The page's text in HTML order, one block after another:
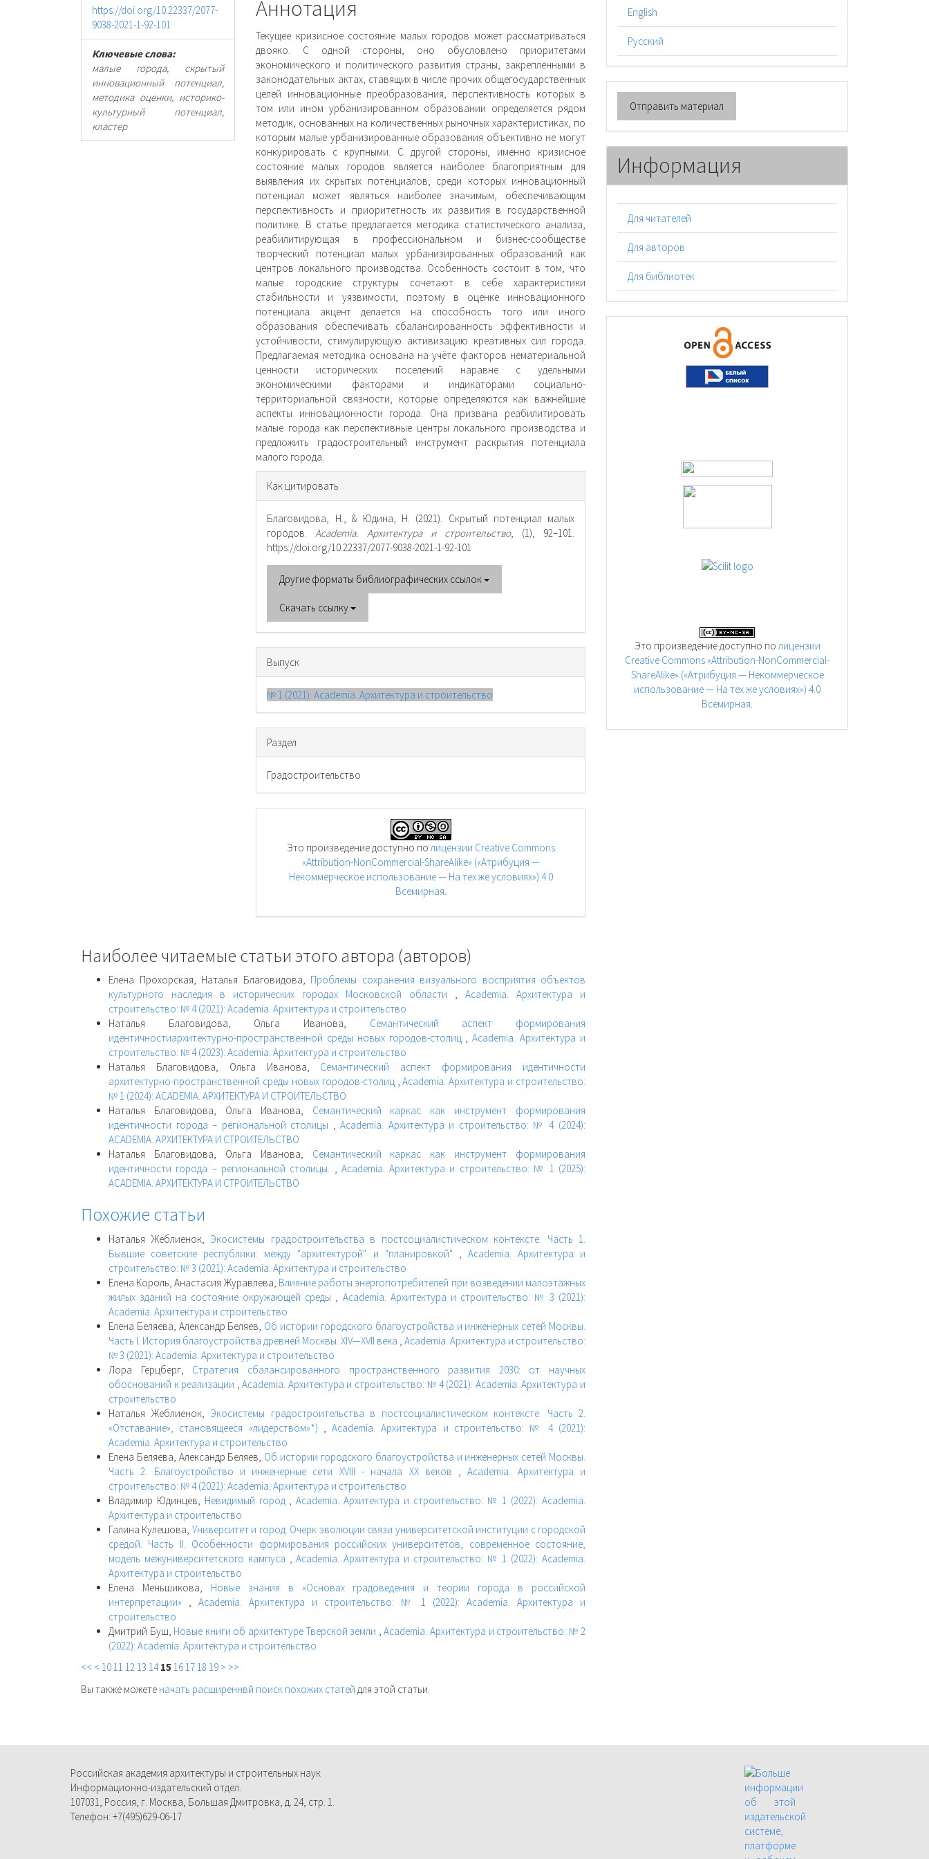
https://doi.org/10.22337/2077-
9038-2021-1-92-101
Ключевые слова:
малые города, скрытый
инновационный потенциал,
методика оценки, историко-
культурный потенциал,
кластер
Аннотация
Текущее кризисное состояние малых городов может рассматриваться
двояко. С одной стороны, оно обусловлено приоритетами
экономического и политического развития страны, закреплёнными в
законодательных актах, ставящих в числе прочих общегосударственных
целей инновационные преобразования, перспективность которых в
том или ином ур­банизированном образовании определяется рядом
методик, основанных на количественных рыночных характеристиках, по
которым малые урбанизированные образования объек­тивно не могут
конкурировать с крупными. С другой стороны, именно кризисное
состояние малых городов является наибо­лее благоприятным для
выявления их скрытых потенциалов, среди которых инновационный
потенциал может являться наиболее значимым, обеспечивающим
перспективность и приоритетность их развития в государственной
политике. В статье предлагается методика статистического анализа,
реабилитирующая в профессиональном и бизнес-сообществе
творческий потенциал малых урбанизированных образований как
центров локального производства. Особенность состоит в том, что
малые городские структуры сочетают в себе харак­теристики
стабильности и уязвимости, поэтому в оценке инно­вационного
потенциала акцент делается на способность того или иного
образования обеспечивать сбалансированность эффективности и
устойчивости, стимулирующую активизацию креативных сил города.
Предлагаемая методика основана на учёте факторов нематериальной
ценности исторических поселений наравне с удельными
экономическими факторами и индикаторами социально-
территориальной связности, кото­рые определяются как важнейшие
аспекты инновационности города. Она призвана реабилитировать
малые города как перспективные центры локального производства и
предло­жить градостроительный инструмент раскрытия потенциала
малого города.
Информация
о статье
Как цитировать
Благовидова, Н., & Юдина, Н. (2021). Скрытый потенциал малых
городов.Academia. Архитектура и строительство, (1), 92–101.
https://doi.org/10.22337/2077-9038-2021-1-92-101
Другие форматы библиографических ссылок
Скачать ссылку
Выпуск
№ 1 (2021): Academia. Архитектура и строительство
Раздел
Градостроительство
Это произведение доступно полицензии Creative Commons
«Attribution-NonCommercial-ShareAlike» («Атрибуция —
Некоммерческое использование — На тех же условиях») 4.0
Всемирная.
Наиболее читаемые статьи этого автора (авторов)
Елена Прохорская, Наталья Благовидова, Проблемы сохранения визуального восприятия объектов
культурного наследия в исторических городах Московской области , Academia. Архитектура и
строительство: № 4 (2021): Academia. Архитектура и строительство
Наталья Благовидова, Ольга Иванова, Семантический аспект формирования
идентичностиархитектурно-пространственной среды новых городов-столиц ,Academia. Архитектура и
строительство: № 4 (2023): Academia. Архитектура и строительство
Наталья Благовидова, Ольга Иванова, Семантический аспект формирования идентичности
архитектурно-пространственной среды новых городов-столиц ,Academia. Архитектура и строительство:
№ 1 (2024): ACADEMIA. АРХИТЕКТУРА И СТРОИТЕЛЬСТВО
Наталья Благовидова, Ольга Иванова, Семантический каркас как инструмент формирования
идентичности города – региональной столицы ,Academia. Архитектура и строительство: № 4 (2024):
ACADEMIA. АРХИТЕКТУРА И СТРОИТЕЛЬСТВО
Наталья Благовидова, Ольга Иванова, Семантический каркас как инструмент формирования
идентичности города – региональной столицы. , Academia. Архитектура и строительство: № 1 (2025):
ACADEMIA. АРХИТЕКТУРА И СТРОИТЕЛЬСТВО
Похожие статьи
Наталья Жеблиенок, Экосистемы градостроительства в постсоциалистическом контексте. Часть 1.
Бывшие советские республики: между "архитектурой" и "планировкой"
Academia. Архитектура и
строительство: № 3 (2021): Academia. Архитектура и строительство
Елена Король, Анастасия Журавлева, Влияние работы энергопотребителей при возведении малоэтажных
жилых зданий на состояние окружающей среды
Academia. Архитектура и строительство: № 3 (2021):
Academia. Архитектура и строительство
Елена Беляева, Александр Беляев, Об истории городского благоустройства и инженерных сетей Москвы.
Часть I. История благоустройства древней Москвы. XIV—XVII века Academia. Архитектура и строительство:
№ 3 (2021): Academia. Архитектура и строительство
Лора Герцберг, Стратегия сбалансированного пространственного развития 2030: от научных
обоснований к реализации
,Academia. Архитектура и строительство: № 4 (2021): Academia. Архитектура и
строительство
Наталья Жеблиенок, Экосистемы градостроительства в постсоциалистическом контексте. Часть 2.
«Отставание», становящееся «лидерством»*)
,Academia. Архитектура и строительство: № 4 (2021):
Academia. Архитектура и строительство
Елена Беляева, Александр Беляев, Об истории городского благоустройства и инженерных сетей Москвы.
Часть 2. Благоустройство и инженерные сети XVIII - начала XX веков
,Academia. Архитектура и
строительство: № 4 (2021): Academia. Архитектура и строительство
Владимир Юдинцев, Невидимый город ,Academia. Архитектура и строительство: № 1 (2022): Academia.
Архитектура и строительство
Галина Кулешова, Университет и город. Очерк эволюции связи университетской институции с городской
средой. Часть II. Особенности формирования российских университетов, современное состояние,
модель межуниверситетского кампуса
,Academia. Архитектура и строительство: № 1 (2022): Academia.
Архитектура и строительство
Елена Меньшикова, Новые знания в «Основах градоведения и теории города в российской
интерпретации»
Academia. Архитектура и строительство: № 1 (2022): Academia. Архитектура и
строительство
Дмитрий Буш, Новые книги об архитектуре Тверской земли ,Academia. Архитектура и строительство: № 2
(2022): Academia. Архитектура и строительство
<< < 10 11 12 13 14 15 16 17 18 19 > >>
Вы также можете начать расширеннвй поиск похожих статей для этой статьи.
English
Русский
Отправить
материал
Отправить материал
Информация
Для читателей
Для авторов
Для библиотек
Это произведение доступно полицензии
Creative Commons «Attribution-NonCommercial-
ShareAlike» («Атрибуция — Некоммерческое
использование — На тех же условиях») 4.0
Всемирная.
Российская академия архитектуры и строительных наук
Информационно-издательский отдел.
107031, Россия, г. Москва, Большая Дмитровка, д. 24, стр. 1.
Телефон: +7(495)629-06-17